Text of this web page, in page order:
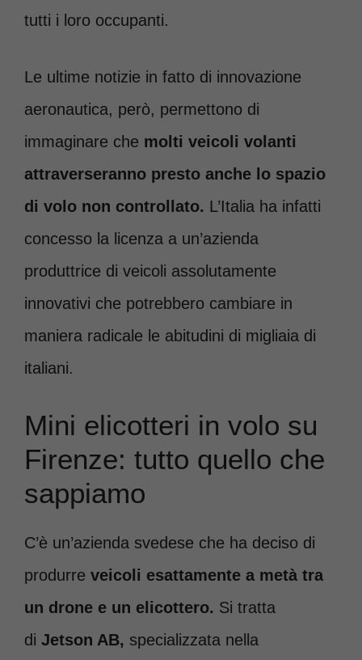
tutti i loro occupanti.
Le ultime notizie in fatto di innovazione
aeronautica, però, permettono di
immaginare che molti veicoli volanti
attraverseranno presto anche lo spazio
di volo non controllato. L’Italia ha infatti
concesso la licenza a un’azienda
produttrice di veicoli assolutamente
innovativi che potrebbero cambiare in
maniera radicale le abitudini di migliaia di
italiani.
Mini elicotteri in volo su
Firenze: tutto quello che
sappiamo
C’è un’azienda svedese che ha deciso di
produrre veicoli esattamente a metà tra
un drone e un elicottero. Si tratta
di Jetson AB, specializzata nella